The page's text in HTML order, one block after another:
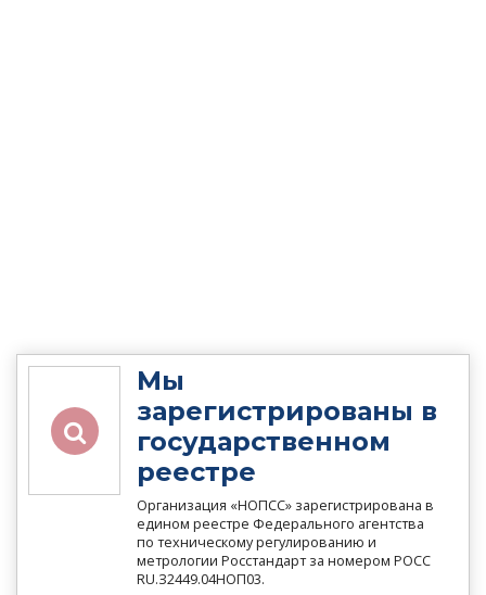
Мы
зарегистрированы в
государственном
реестре
Организация «НОПСС» зарегистрирована в
едином реестре Федерального агентства
по техническому регулированию и
метрологии Росстандарт за номером РОСС
RU.З2449.04НОП03.